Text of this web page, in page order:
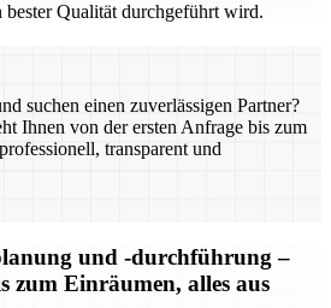
Qualität durchgeführt wird.
suchen einen zuverlässigen Partner?
Ihnen von der ersten Anfrage bis zum
transparent und
und -durchführung –
zum Einräumen, alles aus